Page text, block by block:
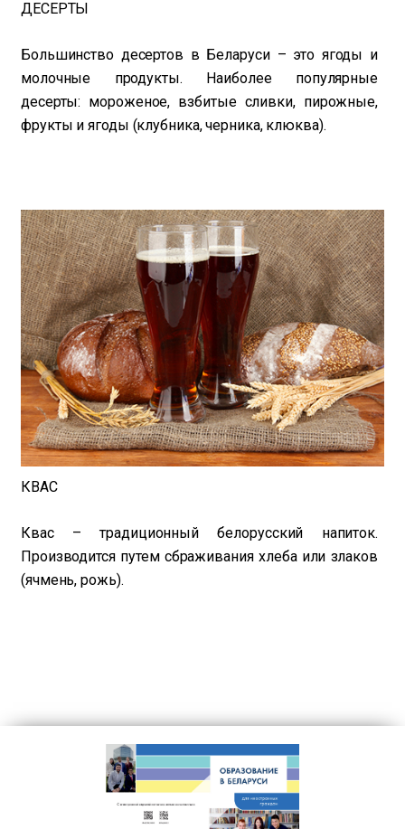
ДЕСЕРТЫ
Большинство десертов в Беларуси – это ягоды и
молочные продукты. Наиболее популярные
десерты: мороженое, взбитые сливки, пирожные,
фрукты и ягоды (клубника, черника, клюква).
КВАС
Квас – традиционный белорусский напиток.
Производится путем сбраживания хлеба или злаков
(ячмень, рожь).